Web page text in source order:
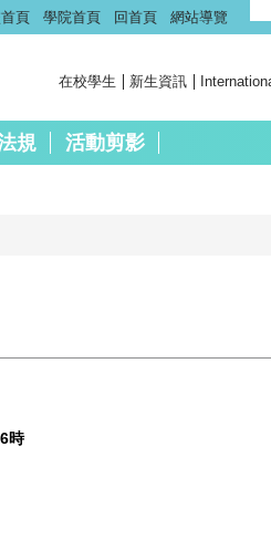
頁 學院首頁 回首頁 網站導覽
在校學生 新生資訊
規 活動剪影
時